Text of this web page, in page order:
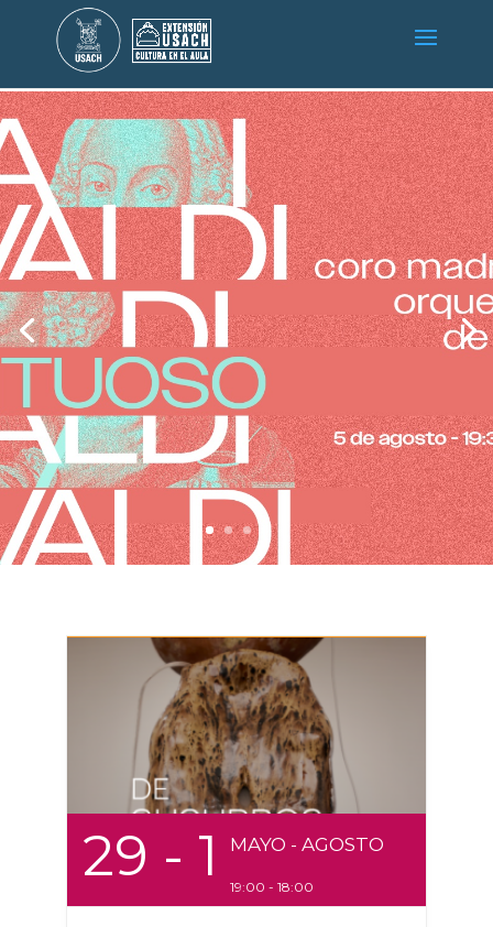
29 - 1 MAYO - AGOSTO
19:00 - 18:00